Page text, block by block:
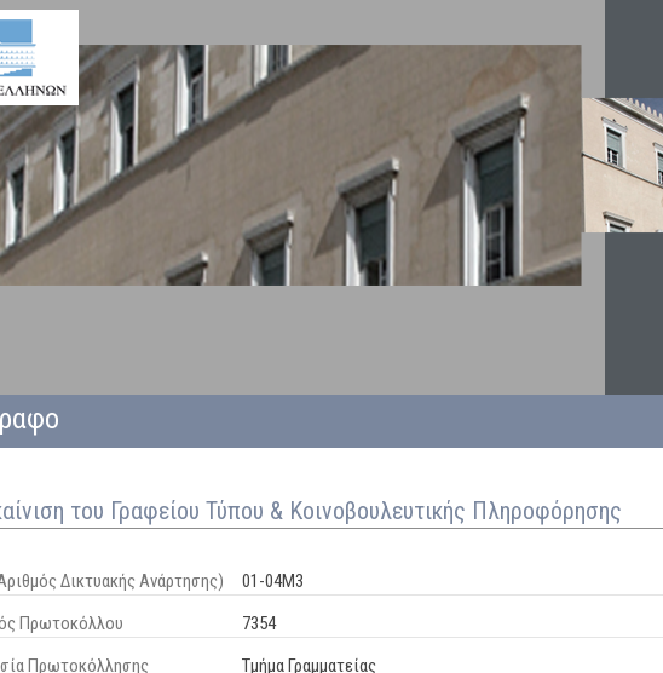
του Γραφείου Τύπου & Κοινοβουλευτικής Πληροφόρησης
Δικτυακής Ανάρτησης)
01-04Μ3
Πρωτοκόλλου
7354
Πρωτοκόλλησης
Τμήμα Γραμματείας